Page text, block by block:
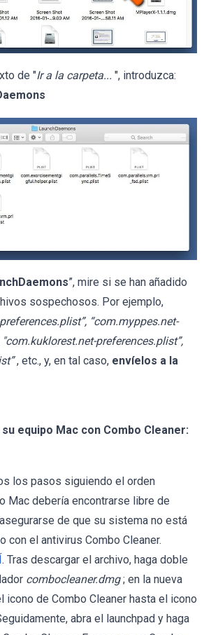
de "Ir a la carpeta... ", introduzca:
”, mire si se han añadido
sospechosos. Por ejemplo,
“com.myppes.net-
preferences.plist”,
, etc., y, en tal caso, envíelos a la
equipo Mac con Combo Cleaner:
los pasos siguiendo el orden
Mac debería encontrarse libre de
de que su sistema no está
con el antivirus Combo Cleaner.
. Tras descargar el archivo, haga doble
combocleaner.dmg ; en la nueva
icono de Combo Cleaner hasta el icono
abra el launchpad y haga